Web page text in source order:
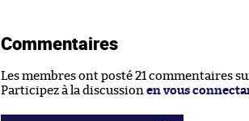
Commentaires
Les membres ont posté 21 commentaires
Participez à la discussion en vous